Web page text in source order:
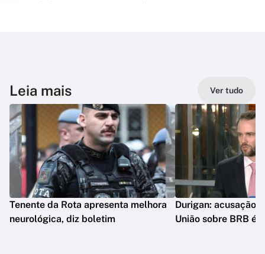
Leia mais Ver tudo
Tenente da Rota apresenta melhora
neurológica, diz boletim
Durigan: acusação
União sobre BRB é